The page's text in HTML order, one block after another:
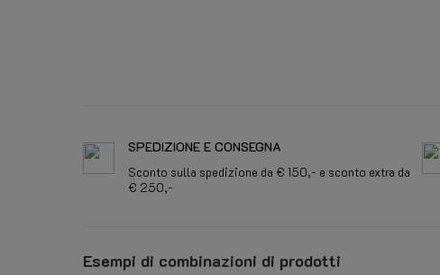
SPEDIZIONE E CONSEGNA
Sconto sulla spedizione da € 150,- e sconto extra da
€ 250,-
Esempi di combinazioni di prodotti